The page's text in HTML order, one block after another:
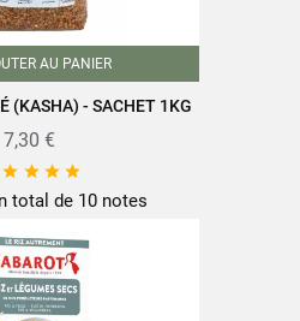
savoir-faire des produits SABAROT
actualites-et-recettes/actus-
AU PANIER
(KASHA) - SACHET 1KG
7,30 €
   
total de 10 notes